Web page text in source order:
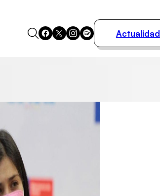
Podcasts
Actualidad